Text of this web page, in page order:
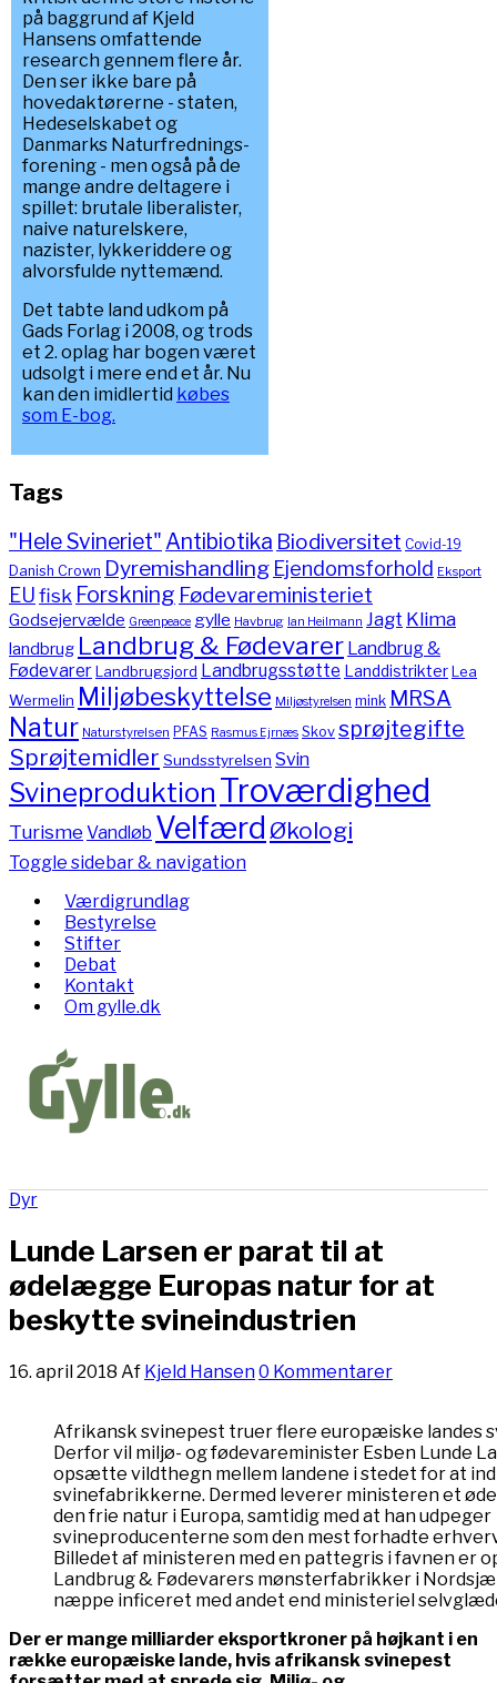
på baggrund af Kjeld
Hansens omfattende
research gennem flere år.
Den ser ikke bare på
hovedaktørerne - staten,
Hedeselskabet og
Danmarks Naturfrednings-
forening - men også på de
mange andre deltagere i
spillet: brutale liberalister,
naive naturelskere,
nazister, lykkeriddere og
alvorsfulde nyttemænd.
Det tabte land udkom på
Gads Forlag i 2008, og trods
et 2. oplag har bogen været
udsolgt i mere end et år. Nu
kan den imidlertid købes
som E-bog.
Tags
"Hele Svineriet" Antibiotika Biodiversitet Covid-19
Danish Crown Dyremishandling Ejendomsforhold Eksport
EUfisk Forskning Fødevareministeriet
Godsejervælde Greenpeace gylle Havbrug Ian Heilmann Jagt Klima
landbrug Landbrug & Fødevarer Landbrug &
FødevarerLandbrugsjord Landbrugsstøtte LanddistrikterLea
Wermelin Miljøbeskyttelse Miljøstyrelsen mink MRSA
Natur Naturstyrelsen PFAS Rasmus Ejrnæs Skov sprøjtegifte
Sprøjtemidler Sundsstyrelsen Svin
Svineproduktion Troværdighed
TurismeVandløb Velfærd Økologi
Toggle sidebar & navigation
Værdigrundlag
Bestyrelse
Stifter
Debat
Kontakt
Om gylle.dk
Dyr
Lunde Larsen er parat til at
ødelægge Europas natur for at
beskytte svineindustrien
16. april 2018 Af Kjeld Hansen0 Kommentarer
Afrikansk svinepest truer flere europæiske landes
Derfor vil miljø- og fødevareminister Esben Lunde
opsætte vildthegn mellem landene i stedet for at
svinefabrikkerne. Dermed leverer ministeren et
den frie natur i Europa, samtidig med at han udpeger
svineproducenterne som den mest forhadte
Billedet af ministeren med en pattegris i favnen er
Landbrug & Fødevarers mønsterfabrikker i
næppe inficeret med andet end ministeriel
Der er mange milliarder eksportkroner på højkant i en
række europæiske lande, hvis afrikansk svinepest